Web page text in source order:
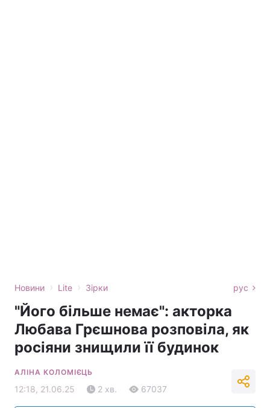
Новини › Lite › Зірки рус
"Його більше немає": акторка
Любава Грєшнова розповіла, як
росіяни знищили її будинок
АЛІНА КОЛОМІЄЦЬ
12:18, 21.06.25 2 хв. 67037